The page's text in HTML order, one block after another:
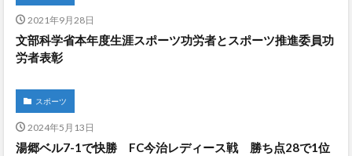
2021年9月28日
文部科学省本年度生涯スポーツ功労者とスポーツ推進委員功
労者表彰
スポーツ
2024年5月13日
湯郷ベル7-1で快勝 FC今治レディース戦 勝ち点28で1位